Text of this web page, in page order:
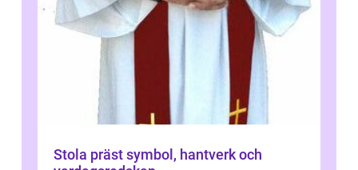
Stola präst symbol, hantverk och